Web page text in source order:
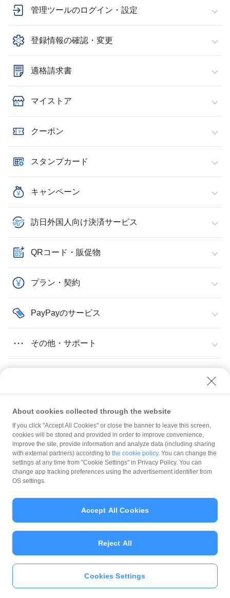
管理ツールのログイン・設定
登録情報の確認・変更
適格請求書
マイストア
クーポン
スタンプカード
キャンペーン
訪日外国人向け決済サービス
QRコード・販促物
プラン・契約
PayPayのサービス
その他・サポート
店頭での取引
返金
返金時に「こちらの取引への返金はできません」と表示される
規約
ガイドライン
About cookies collected through the website
If you click "Accept All Cookies" or close the banner to leave this screen,
cookies will be stored and provided in order to improve convenience,
improve the site, provide information and analyze data (including sharing
with external partners) according to the cookie policy. You can change the
settings at any time from "Cookie Settings" in Privacy Policy. You can
change app tracking preferences using the advertisement identifier from
OS settings.
Cookies Settings
Reject All
Accept All Cookies